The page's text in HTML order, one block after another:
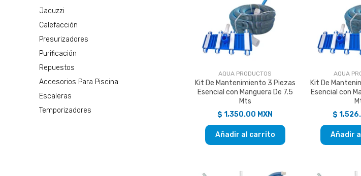
Jacuzzi
Calefacción
Presurizadores
Purificación
Repuestos
Accesorios Para Piscina
Escaleras
Temporizadores
AQUA PRODUCTOS
Kit De Mantenimiento 3 Piezas
Esencial con Manguera De 7.5
Mts
$ 1,350.00 MXN
Añadir al carrito
AQUA
Kit De
Esencial con
$
Añadir